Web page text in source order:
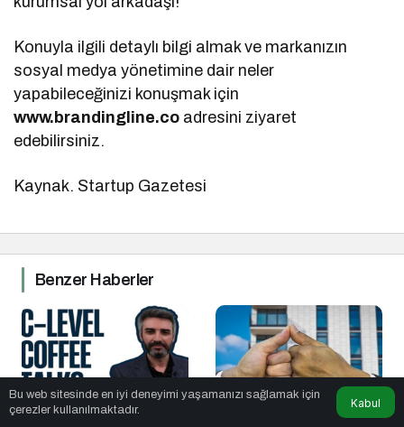
Konuyla ilgili detaylı bilgi almak ve markanızın
sosyal medya yönetimine dair neler
yapabileceğinizi konuşmak için
www.brandingline.co adresini ziyaret
edebilirsiniz.
Kaynak. Startup Gazetesi
Benzer Haberler
Bu web sitesinde en iyi deneyimi yaşamanızı sağlamak için
çerezler kullanılmaktadır.
Kabul